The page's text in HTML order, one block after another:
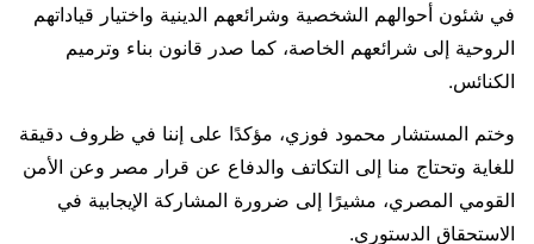
في شئون أحوالهم الشخصية وشرائعهم الدينية واختيار قياداتهم
الروحية إلى شرائعهم الخاصة، كما صدر قانون بناء وترميم
الكنائس.
وختم المستشار محمود فوزي، مؤكدًا على إننا في ظروف دقيقة
للغاية وتحتاج منا إلى التكاتف والدفاع عن قرار مصر وعن الأمن
القومي المصري، مشيرًا إلى ضرورة المشاركة الإيجابية في
الاستحقاق الدستوري.